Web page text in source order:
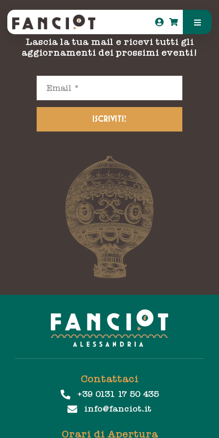
Resta aggiornato!
Lascia la tua mail e ricevi tutti gli
aggiornamenti dei prossimi eventi!
Contattaci
+39 0131 17 50 435
info@fanciot.it
Orari di Apertura